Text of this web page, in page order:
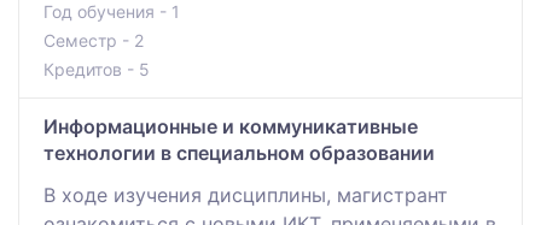
Год обучения - 1
Семестр - 2
Кредитов - 5
Информационные и коммуникативные
технологии в специальном образовании
В ходе изучения дисциплины, магистрант